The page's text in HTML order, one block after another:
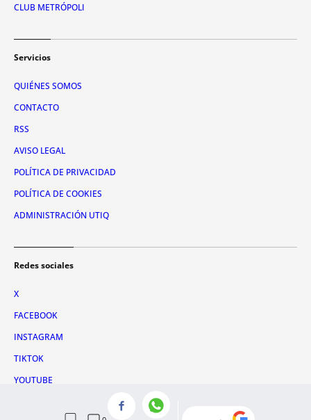
CLUB METRÓPOLI
Servicios
QUIÉNES SOMOS
CONTACTO
RSS
AVISO LEGAL
POLÍTICA DE PRIVACIDAD
POLÍTICA DE COOKIES
ADMINISTRACIÓN UTIQ
Redes sociales
X
FACEBOOK
INSTAGRAM
TIKTOK
YOUTUBE